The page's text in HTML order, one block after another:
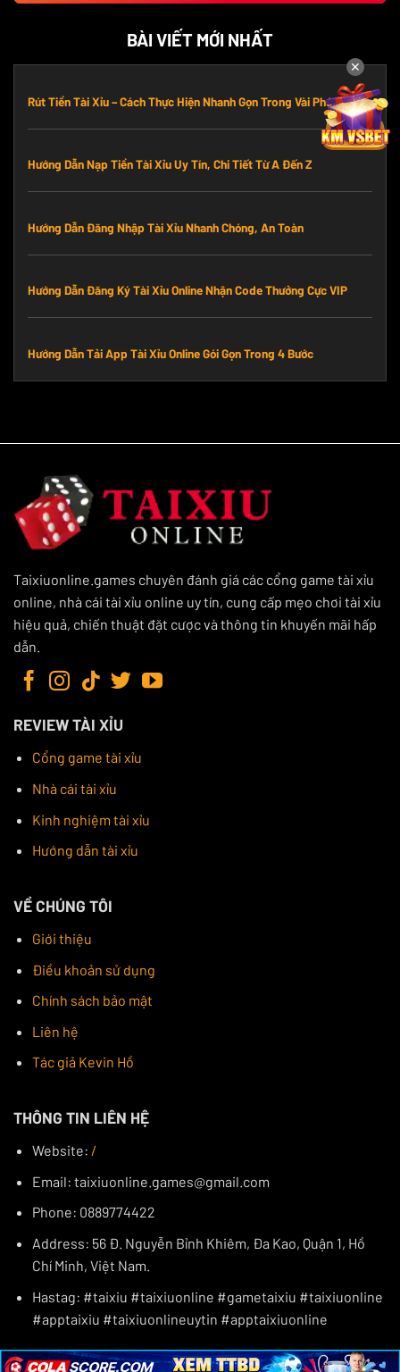
BÀI VIẾT MỚI NHẤT
Rút Tiền Tài Xỉu – Cách Thực Hiện Nhanh Gọn Trong Vài Phút
Hướng Dẫn Nạp Tiền Tài Xỉu Uy Tín, Chi Tiết Từ A Đến Z
Hướng Dẫn Đăng Nhập Tài Xỉu Nhanh Chóng, An Toàn
Hướng Dẫn Đăng Ký Tài Xỉu Online Nhận Code Thưởng Cực VIP
Hướng Dẫn Tải App Tài Xỉu Online Gói Gọn Trong 4 Bước
Taixiuonline.games chuyên đánh giá các cổng game tài xỉu
online, nhà cái tài xỉu online uy tín, cung cấp mẹo chơi tài xỉu
hiệu quả, chiến thuật đặt cược và thông tin khuyến mãi hấp
dẫn.
REVIEW TÀI XỈU
Cổng game tài xỉu
Nhà cái tài xỉu
Kinh nghiệm tài xỉu
Hướng dẫn tài xỉu
VỀ CHÚNG TÔI
Giới thiệu
Điều khoản sử dụng
Chính sách bảo mật
Liên hệ
Tác giả Kevin Hồ
THÔNG TIN LIÊN HỆ
Website: /
Email: taixiuonline.games@gmail.com
Phone: 0889774422
Address: 56 Đ. Nguyễn Bỉnh Khiêm, Đa Kao, Quận 1, Hồ
Chí Minh, Việt Nam.
Hastag: #taixiu #taixiuonline #gametaixiu #taixiuonline
#apptaixiu #taixiuonlineuytin #apptaixiuonline
✕